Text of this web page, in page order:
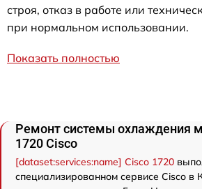
строя, отказ в работе или
при нормальном использовании.
Показать полностью
Ремонт системы охлаждения
1720 Cisco
[dataset:services:name] Cisco 1720
специализированном сервисе Cisco в